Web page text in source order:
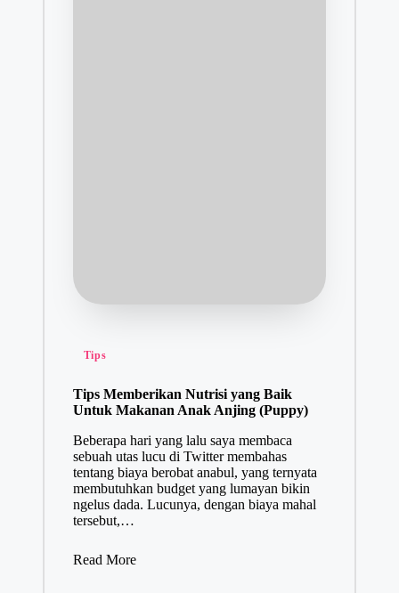
Tips
Tips Memberikan Nutrisi yang Baik
Untuk Makanan Anak Anjing (Puppy)
Beberapa hari yang lalu saya membaca
sebuah utas lucu di Twitter membahas
tentang biaya berobat anabul, yang ternyata
membutuhkan budget yang lumayan bikin
ngelus dada. Lucunya, dengan biaya mahal
tersebut,…
Read More